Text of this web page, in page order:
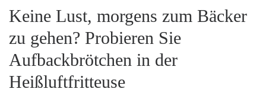
Keine Lust, morgens zum Bäcker
zu gehen? Probieren Sie
Aufbackbrötchen in der
Heißluftfritteuse